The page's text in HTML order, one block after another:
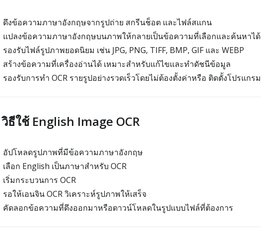
ดึงข้อความภาษาอังกฤษจากรูปถ่าย สกรีนช็อต และไฟล์สแกน
แปลงข้อความภาษาอังกฤษบนภาพให้กลายเป็นข้อความที่เลือกและค้นหาได้
รองรับไฟล์รูปภาพยอดนิยม เช่น JPG, PNG, TIFF, BMP, GIF และ WEBP
สร้างข้อความที่เครื่องอ่านได้ เหมาะสำหรับแก้ไขและทำดัชนีข้อมูล
รองรับการทำ OCR รายรูปอย่างรวดเร็วโดยไม่ต้องตั้งค่าหรือ ติดตั้งโปรแกรม
วิธีใช้ English Image OCR
อัปโหลดรูปภาพที่มีข้อความภาษาอังกฤษ
เลือก English เป็นภาษาสำหรับ OCR
เริ่มกระบวนการ OCR
รอให้เอนจิน OCR วิเคราะห์รูปภาพให้เสร็จ
คัดลอกข้อความที่ดึงออกมาหรือดาวน์โหลดในรูปแบบไฟล์ที่ต้องการ